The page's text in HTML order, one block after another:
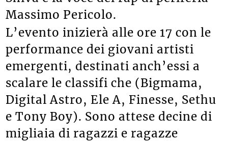
Massimo Pericolo.
L’evento inizierà alle ore 17 con le
performance dei giovani artisti
emergenti, destinati anch’essi a
scalare le classifi che (Bigmama,
Digital Astro, Ele A, Finesse, Sethu
e Tony Boy). Sono attese decine di
migliaia di ragazzi e ragazze